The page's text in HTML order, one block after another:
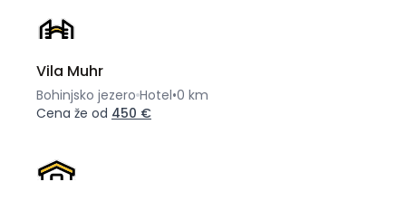
Vila Muhr
Bohinjsko jezero Hotel•0 km
Cena že od 450 €